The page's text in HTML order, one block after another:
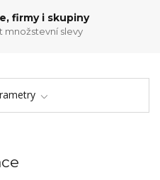
firmy i skupiny
množstevní slevy